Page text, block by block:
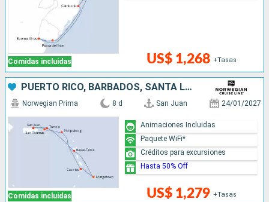
Comidas incluidas US$ 1,268 +Tasas
PUERTO RICO, BARBADOS, SANTA LUCIA, SAN MARTÍN
Comidas incluidas
Norwegian Prima 8 d San Juan 24/01/2027
US$ 1,279 +Tasas
Animaciones Incluidas
Paquete WiFi*
Créditos para excursiones
Hasta 50% Off